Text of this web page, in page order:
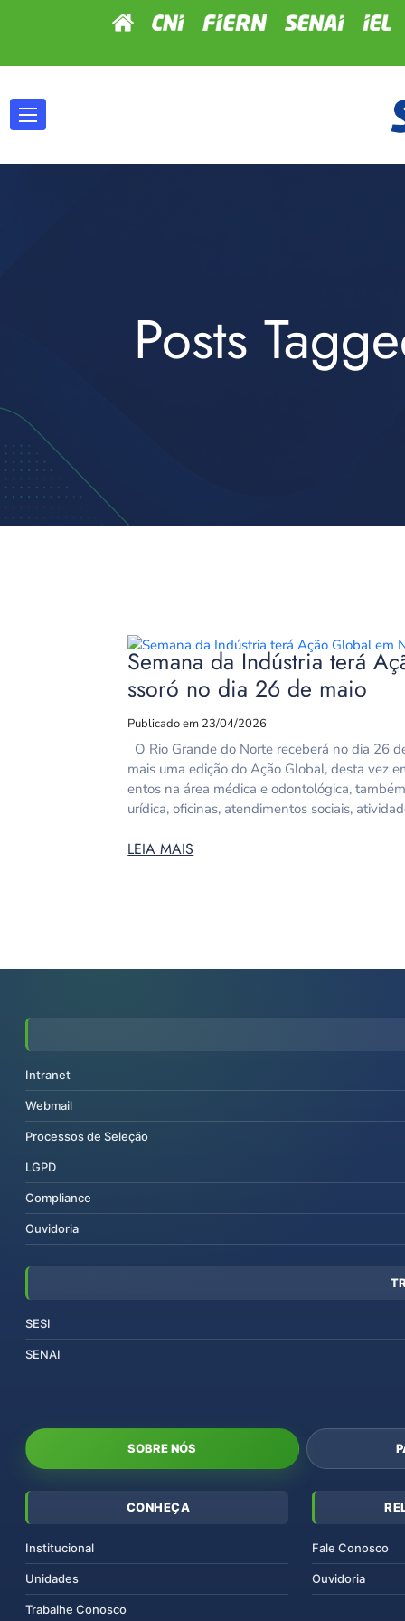
Posts
Semana da Indústria terá
ssoró no dia 26 de maio
Publicado em 23/04/2026
O Rio Grande do Norte receberá no dia 26
mais uma edição do Ação Global, desta vez
entos na área médica e odontológica,
urídica, oficinas, atendimentos sociais,
LEIA MAIS
Intranet
Webmail
Processos de Seleção
LGPD
Compliance
Ouvidoria
SESI
SENAI
SOBRE NÓS
CONHEÇA
Institucional
Unidades
Trabalhe Conosco
Fale Conosco
Ouvidoria